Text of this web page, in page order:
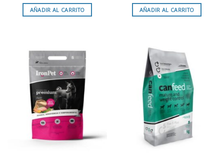
AÑADIR AL CARRITO AÑADIR AL CARRITO